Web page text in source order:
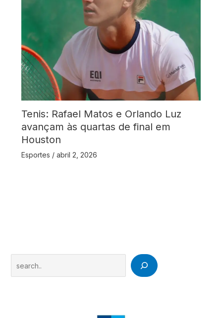
Tenis: Rafael Matos e Orlando Luz
avançam às quartas de final em
Houston
Esportes / abril 2, 2026